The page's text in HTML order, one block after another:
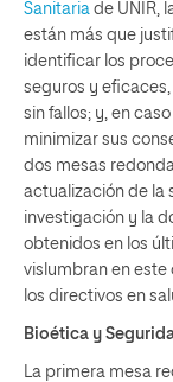
Sanitaria de UNIR,
están más que
identificar los
seguros y
sin fallos; y, en
minimizar sus
dos mesas
actualización de la
investigación y la
obtenidos en los
vislumbran en
los directivos en
Bioética y
La primera mesa